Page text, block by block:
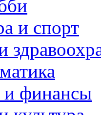
и спорт
и финансы